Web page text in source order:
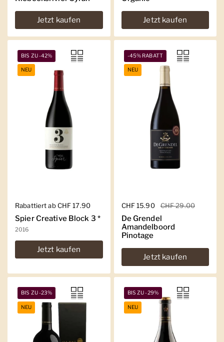
Jetzt kaufen Jetzt kaufen
Regulärer Preis
Rabattiert ab CHF 17.90
Spier Creative Block 3 *
2016
Jetzt kaufen
BIS ZU -42%
NEU
Regulärer Preis
CHF 15.90 Sale-Preis
CHF 29.00
De Grendel
Amandelboord
Pinotage
Jetzt kaufen
-45% RABATT
NEU
BIS ZU -23%
NEU
BIS ZU -29%
NEU